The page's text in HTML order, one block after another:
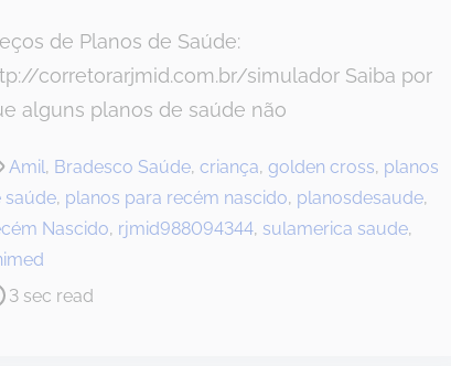
de Planos de Saúde:
corretorarjmid.com.br/simulador Saiba por
alguns planos de saúde não
Amil, Bradesco Saúde, criança, golden cross, planos
saúde, planos para recém nascido, planosdesaude,
Nascido, rjmid988094344, sulamerica saude,
3 sec read